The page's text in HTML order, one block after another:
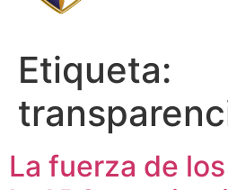
Etiqueta:
La fuerza de